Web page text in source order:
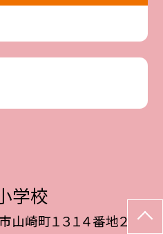
学校
崎町１３１４番地２